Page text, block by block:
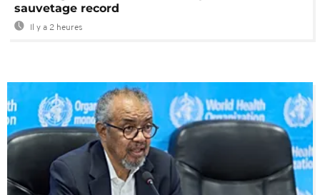
sauvetage record
Il y a 2 heures